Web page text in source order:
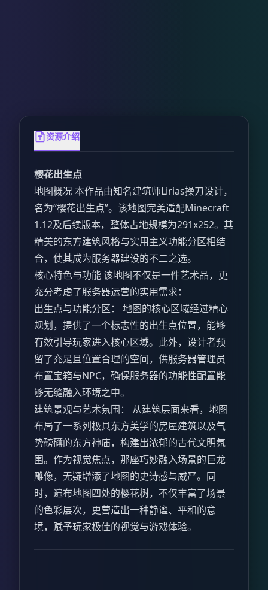
资源介绍
樱花出生点
地图概况 本作品由知名建筑师Lirias操刀设计，
名为“樱花出生点”。该地图完美适配Minecraft
1.12及后续版本，整体占地规模为291x252。其
精美的东方建筑风格与实用主义功能分区相结
合，使其成为服务器建设的不二之选。
核心特色与功能 该地图不仅是一件艺术品，更
充分考虑了服务器运营的实用需求：
出生点与功能分区： 地图的核心区域经过精心
规划，提供了一个标志性的出生点位置，能够
有效引导玩家进入核心区域。此外，设计者预
留了充足且位置合理的空间，供服务器管理员
布置宝箱与NPC，确保服务器的功能性配置能
够无缝融入环境之中。
建筑景观与艺术氛围： 从建筑层面来看，地图
布局了一系列极具东方美学的房屋建筑以及气
势磅礴的东方神庙，构建出浓郁的古代文明氛
围。作为视觉焦点，那座巧妙融入场景的巨龙
雕像，无疑增添了地图的史诗感与威严。同
时，遍布地图四处的樱花树，不仅丰富了场景
的色彩层次，更营造出一种静谧、平和的意
境，赋予玩家极佳的视觉与游戏体验。